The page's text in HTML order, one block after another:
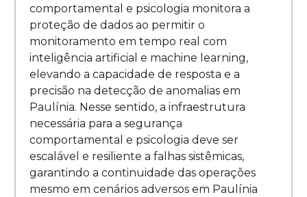
comportamental e psicologia monitora a
proteção de dados ao permitir o
monitoramento em tempo real com
inteligência artificial e machine learning,
elevando a capacidade de resposta e a
precisão na detecção de anomalias em
Paulínia. Nesse sentido, a infraestrutura
necessária para a segurança
comportamental e psicologia deve ser
escalável e resiliente a falhas sistêmicas,
garantindo a continuidade das operações
mesmo em cenários adversos em Paulínia